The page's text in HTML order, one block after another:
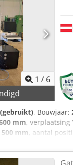
1 / 6
, Bouwjaar:
mm, verplaatsing
500 mm, aantal
X-as
500